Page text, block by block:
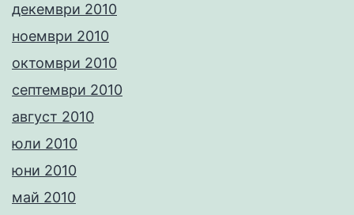
декември 2010
ноември 2010
октомври 2010
септември 2010
август 2010
юли 2010
юни 2010
май 2010